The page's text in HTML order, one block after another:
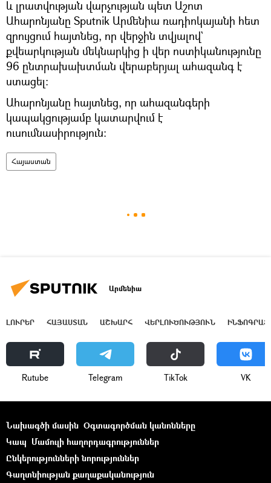
և լրատվության վարչության պետ Աշոտ
Ահարոնյանը Sputnik Արմենիա ռադիոկայանի հետ
զրույցում հայտնեց, որ վերջին տվյալով`
քվեարկության մեկնարկից ի վեր ոստիկանությունը
96 ընտրախախտման վերաբերյալ ահազանգ է
ստացել։
Ահարոնյանը հայտնեց, որ ահազանգերի
կապակցությամբ կատարվում է
ուսումնասիրություն։
Հայաստան
Արմենիա
ԼՈՒՐԵՐ ՀԱՅԱՍՏԱՆ ԱՇԽԱՐՀ ՎԵՐԼՈՒԾՈՒԹՅՈՒՆ
Rutube Telegram ТikТоk VK
Նախագծի մասին Օգտագործման կանոնները
Կապ Մամուլի հաղորդագրություններ
Ընկերությունների նորություններ
Գաղտնիության քաղաքականություն